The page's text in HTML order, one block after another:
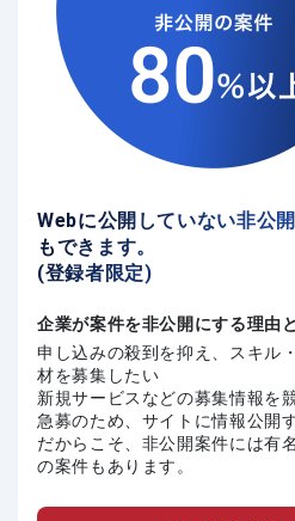
Webに公開していない非公
もできます。
(登録者限定)
企業が案件を非公開にする理由
申し込みの殺到を抑え、スキル
材を募集したい
新規サービスなどの募集情報を
急募のため、サイトに情報公開
だからこそ、非公開案件には有
の案件もあります。